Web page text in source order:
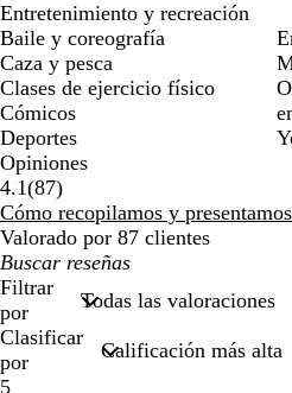
Entretenimiento y recreación
Baile y coreografía
Caza y pesca
Clases de ejercicio físico
Cómicos
Deportes
Opiniones
4.1(8787
reseñas
)
Cómo recopilamos y
Valorado por 87 clientes
Mis
búsquedas
Filtrar
por
Clasificar
por
5